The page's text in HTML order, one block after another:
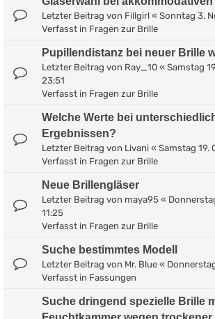
Letzter Beitrag von Fillgirl « Sonntag 3.
Verfasst in Fragen zur Brille
Pupillendistanz bei neuer Brille
Letzter Beitrag von Ray_10 « Samstag
23:51
Verfasst in Fragen zur Brille
Welche Werte bei
Ergebnissen?
Letzter Beitrag von Livani « Samstag 19.
Verfasst in Fragen zur Brille
Neue Brillengläser
Letzter Beitrag von maya95 «
11:25
Verfasst in Fragen zur Brille
Suche bestimmtes Modell
Letzter Beitrag von Mr. Blue «
Verfasst in Fassungen
Suche dringend spezielle Brille